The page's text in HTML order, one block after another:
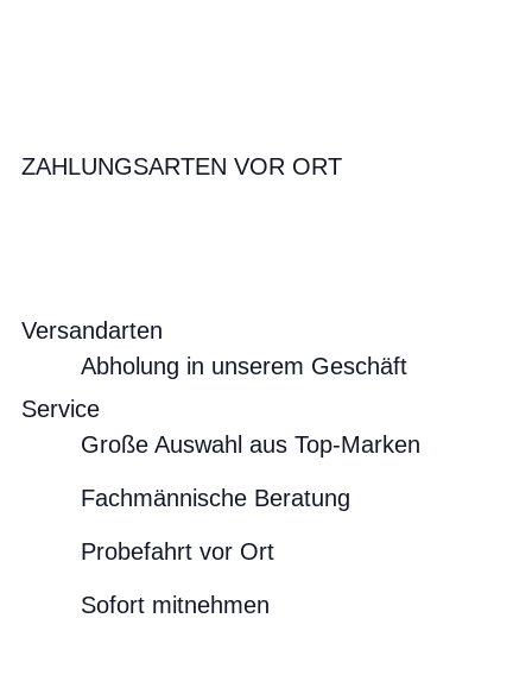
ZAHLUNGSARTEN VOR ORT
Versandarten
Abholung in unserem Geschäft
Service
Große Auswahl aus Top-Marken
Fachmännische Beratung
Probefahrt vor Ort
Sofort mitnehmen